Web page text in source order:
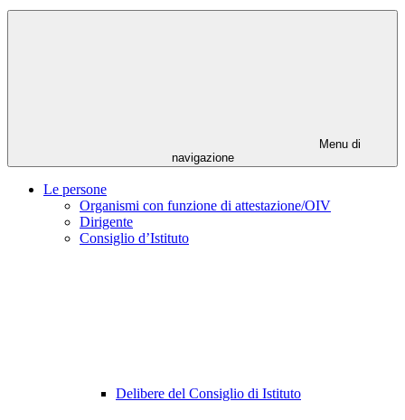
Menu di
navigazione
Le persone
Organismi con funzione di attestazione/OIV
Dirigente
Consiglio d’Istituto
Delibere del Consiglio di Istituto